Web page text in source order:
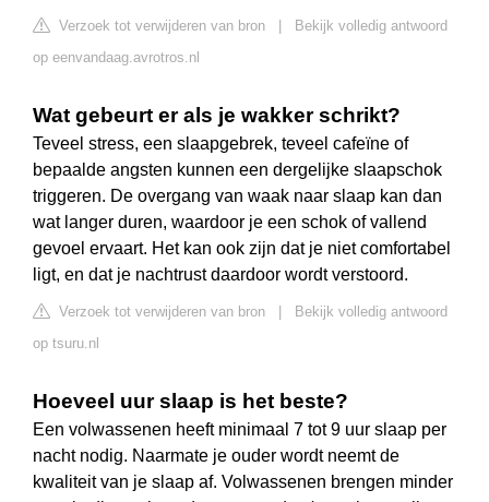
Verzoek tot verwijderen van bron
Bekijk volledig antwoord
op eenvandaag.avrotros.nl
Wat gebeurt er als je wakker schrikt?
Teveel stress, een slaapgebrek, teveel cafeïne of
bepaalde angsten kunnen een dergelijke slaapschok
triggeren. De overgang van waak naar slaap kan dan
wat langer duren, waardoor je een schok of vallend
gevoel ervaart. Het kan ook zijn dat je niet comfortabel
ligt, en dat je nachtrust daardoor wordt verstoord.
Verzoek tot verwijderen van bron
Bekijk volledig antwoord
op tsuru.nl
Hoeveel uur slaap is het beste?
Een volwassenen heeft minimaal 7 tot 9 uur slaap per
nacht nodig. Naarmate je ouder wordt neemt de
kwaliteit van je slaap af. Volwassenen brengen minder